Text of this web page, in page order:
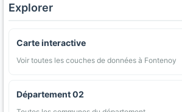
Explorer
Carte interactive
Voir toutes les couches de données à Fontenoy
Département 02